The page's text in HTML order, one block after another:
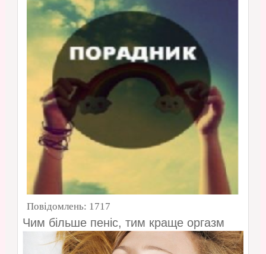
Повідомлень: 1717
Чим більше пеніс, тим краще оргазм